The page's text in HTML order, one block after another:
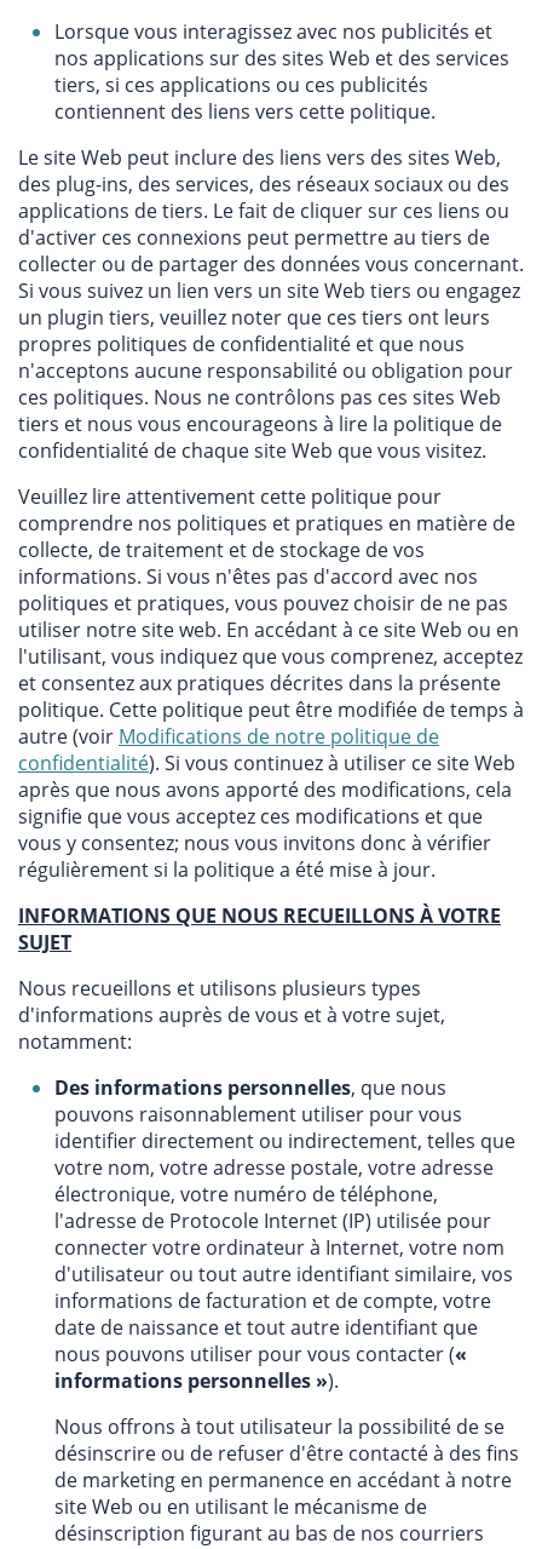
Lorsque vous interagissez avec nos publicités et
nos applications sur des sites Web et des services
tiers, si ces applications ou ces publicités
contiennent des liens vers cette politique.
Le site Web peut inclure des liens vers des sites Web,
des plug-ins, des services, des réseaux sociaux ou des
applications de tiers. Le fait de cliquer sur ces liens ou
d'activer ces connexions peut permettre au tiers de
collecter ou de partager des données vous concernant.
Si vous suivez un lien vers un site Web tiers ou engagez
un plugin tiers, veuillez noter que ces tiers ont leurs
propres politiques de confidentialité et que nous
n'acceptons aucune responsabilité ou obligation pour
ces politiques. Nous ne contrôlons pas ces sites Web
tiers et nous vous encourageons à lire la politique de
confidentialité de chaque site Web que vous visitez.
Veuillez lire attentivement cette politique pour
comprendre nos politiques et pratiques en matière de
collecte, de traitement et de stockage de vos
informations. Si vous n'êtes pas d'accord avec nos
politiques et pratiques, vous pouvez choisir de ne pas
utiliser notre site web. En accédant à ce site Web ou en
l'utilisant, vous indiquez que vous comprenez, acceptez
et consentez aux pratiques décrites dans la présente
politique. Cette politique peut être modifiée de temps à
autre (voir Modifications de notre politique de
confidentialité). Si vous continuez à utiliser ce site Web
après que nous avons apporté des modifications, cela
signifie que vous acceptez ces modifications et que
vous y consentez; nous vous invitons donc à vérifier
régulièrement si la politique a été mise à jour.
INFORMATIONS QUE NOUS RECUEILLONS À VOTRE
SUJET
Nous recueillons et utilisons plusieurs types
d'informations auprès de vous et à votre sujet,
notamment:
Des informations personnelles, que nous
pouvons raisonnablement utiliser pour vous
identifier directement ou indirectement, telles que
votre nom, votre adresse postale, votre adresse
électronique, votre numéro de téléphone,
l'adresse de Protocole Internet (IP) utilisée pour
connecter votre ordinateur à Internet, votre nom
d'utilisateur ou tout autre identifiant similaire, vos
informations de facturation et de compte, votre
date de naissance et tout autre identifiant que
nous pouvons utiliser pour vous contacter («
informations personnelles »).
Nous offrons à tout utilisateur la possibilité de se
désinscrire ou de refuser d'être contacté à des fins
de marketing en permanence en accédant à notre
site Web ou en utilisant le mécanisme de
désinscription figurant au bas de nos courriers